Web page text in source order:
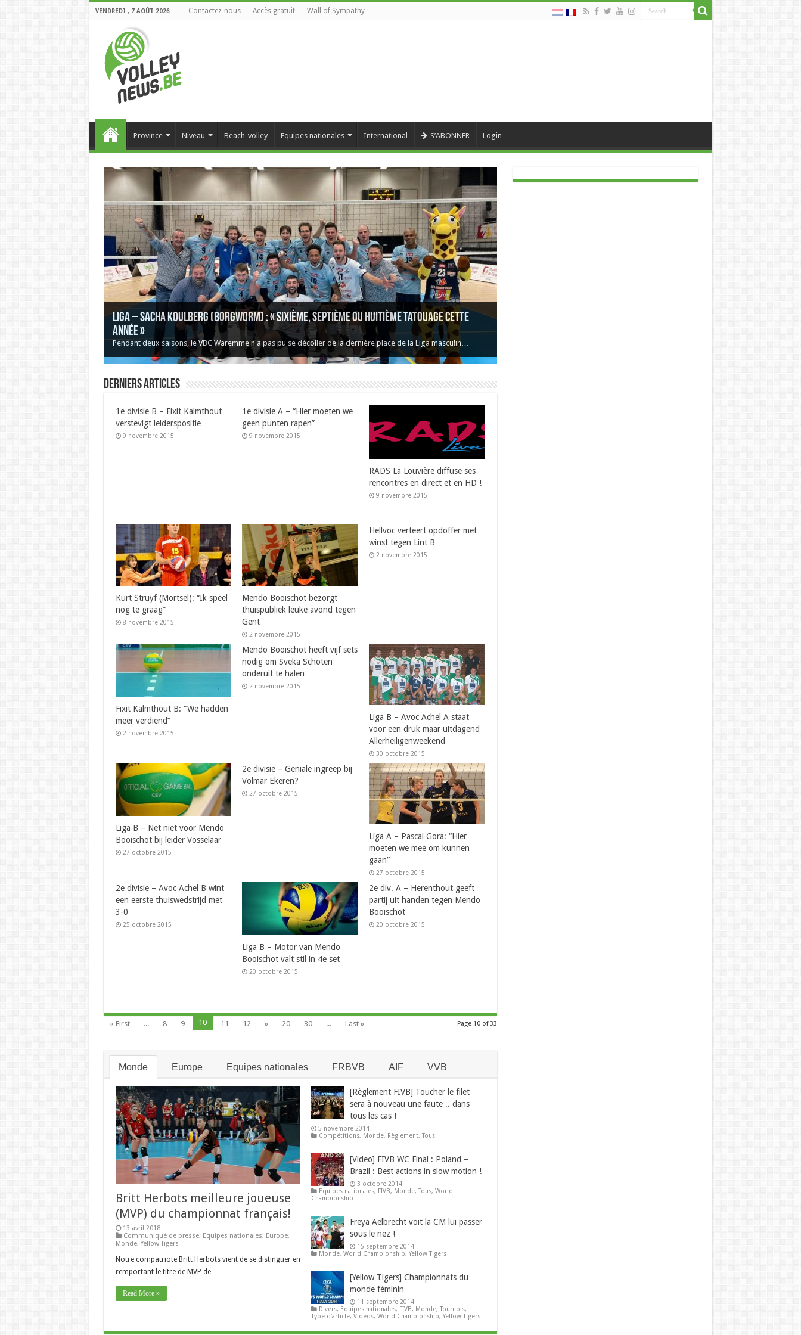
VENDREDI , 7 AOÛT 2026 Contactez-nous Accès gratuit Wall of Sympathy
Province Niveau Beach-volley Equipes nationales International S’ABONNER Login
Liga – Sacha Koulberg (Borgworm) : « Sixième, septième ou huitième tatouage cette
année »
Pendant deux saisons, le VBC Waremme n'a pas pu se décoller de la dernière place de la Liga masculin…
Derniers articles
1e divisie B – Fixit Kalmthout
verstevigt leiderspositie
9 novembre 2015
1e divisie A – “Hier moeten we
geen punten rapen”
9 novembre 2015
RADS La Louvière diffuse ses
rencontres en direct et en HD !
9 novembre 2015
Kurt Struyf (Mortsel): “Ik speel
nog te graag”
8 novembre 2015
Mendo Booischot bezorgt
thuispubliek leuke avond tegen
Gent
2 novembre 2015
Hellvoc verteert opdoffer met
winst tegen Lint B
2 novembre 2015
Fixit Kalmthout B: “We hadden
meer verdiend”
2 novembre 2015
Mendo Booischot heeft vijf sets
nodig om Sveka Schoten
onderuit te halen
2 novembre 2015
Liga B – Avoc Achel A staat
voor een druk maar uitdagend
Allerheiligenweekend
30 octobre 2015
Liga B – Net niet voor Mendo
Booischot bij leider Vosselaar
27 octobre 2015
2e divisie – Geniale ingreep bij
Volmar Ekeren?
27 octobre 2015
Liga A – Pascal Gora: “Hier
moeten we mee om kunnen
gaan”
27 octobre 2015
2e divisie – Avoc Achel B wint
een eerste thuiswedstrijd met
3-0
25 octobre 2015
Liga B – Motor van Mendo
Booischot valt stil in 4e set
20 octobre 2015
2e div. A – Herenthout geeft
partij uit handen tegen Mendo
Booischot
20 octobre 2015
Page 10 of 33
« First ... 8 9 10 11 12 » 20 30 ... Last »
Monde Europe Equipes nationales FRBVB AIF VVB
Britt Herbots meilleure joueuse
(MVP) du championnat français!
13 avril 2018
Communiqué de presse, Equipes nationales, Europe,
Monde,Yellow Tigers
Notre compatriote Britt Herbots vient de se distinguer en
remportant le titre de MVP de …
Read More »
[Règlement FIVB] Toucher le filet
sera à nouveau une faute .. dans
tous les cas !
5 novembre 2014
Compétitions, Monde, Règlement,Tous
[Video] FIVB WC Final : Poland –
Brazil : Best actions in slow motion !
3 octobre 2014
Equipes nationales, FIVB, Monde,Tous,World
Championship
Freya Aelbrecht voit la CM lui passer
sous le nez !
15 septembre 2014
Monde,World Championship,Yellow Tigers
[Yellow Tigers] Championnats du
monde féminin
11 septembre 2014
Divers, Equipes nationales, FIVB, Monde,Tournois,
Type d'article,Vidéos,World Championship,Yellow Tigers